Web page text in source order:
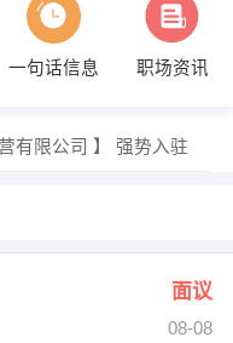
一句话信息
职场资讯
有限公司 】 强势入驻
员 ] 招聘信息
面议
08-08